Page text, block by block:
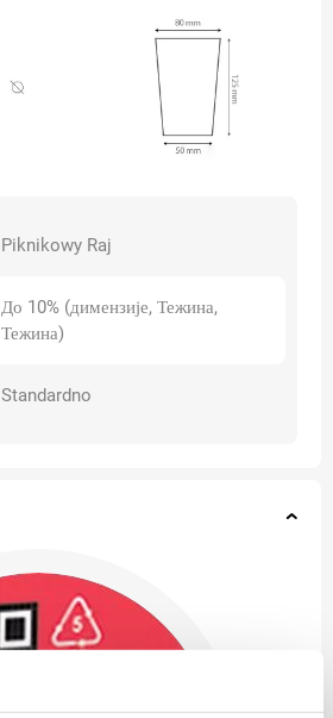
Piknikowy Raj
До 10% (димензије, Тежина,
Тежина)
Standardno